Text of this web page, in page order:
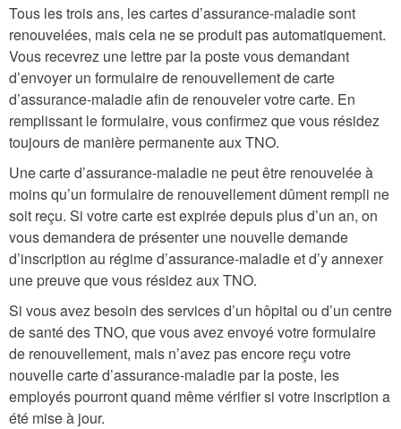
Tous les trois ans, les cartes d’assurance-maladie sont
renouvelées, mais cela ne se produit pas automatiquement.
Vous recevrez une lettre par la poste vous demandant
d’envoyer un formulaire de renouvellement de carte
d’assurance-maladie afin de renouveler votre carte. En
remplissant le formulaire, vous confirmez que vous résidez
toujours de manière permanente aux TNO.
Une carte d’assurance-maladie ne peut être renouvelée à
moins qu’un formulaire de renouvellement dûment rempli ne
soit reçu. Si votre carte est expirée depuis plus d’un an, on
vous demandera de présenter une nouvelle demande
d’inscription au régime d’assurance-maladie et d’y annexer
une preuve que vous résidez aux TNO.
Si vous avez besoin des services d’un hôpital ou d’un centre
de santé des TNO, que vous avez envoyé votre formulaire
de renouvellement, mais n’avez pas encore reçu votre
nouvelle carte d’assurance-maladie par la poste, les
employés pourront quand même vérifier si votre inscription a
été mise à jour.